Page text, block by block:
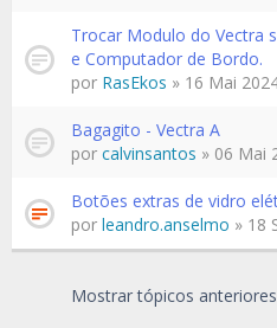
Trocar Modulo do Vectra
e Computador de Bordo.
por RasEkos » 16 Mai
Bagagito - Vectra A
por calvinsantos » 06 Mai
Botões extras de vidro
por leandro.anselmo » 18
Mostrar tópicos